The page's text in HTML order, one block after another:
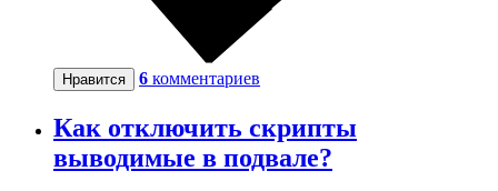
Нравится 6 комментариев
Как отключить скрипты
выводимые в подвале?